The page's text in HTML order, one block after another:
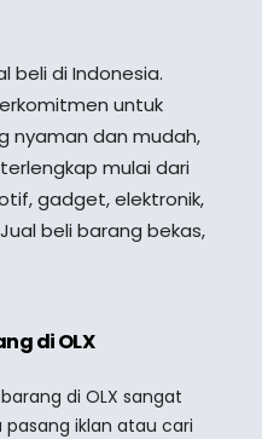
beli di Indonesia.
untuk
nyaman dan mudah,
mulai dari
gadget, elektronik,
beli barang bekas,
di OLX
di OLX sangat
iklan atau cari